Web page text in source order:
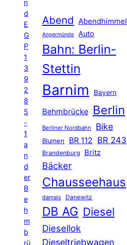
n
d
E
G
P
1
3
9
2
8
5
-
1
a
n
d
er
B
e
h
m
b
rü
Abend Abendhimmel
Angermünde Auto
Bahn: Berlin-
Stettin
Barnim Bayern
Behmbrücke Berlin
Berliner Nordbahn Bike
Blumen BR 112 BR 243
Brandenburg Britz
Bäcker
Chausseehaus
damals Danewitz
DB AG Diesel
Diesellok
Dieseltriebwagen